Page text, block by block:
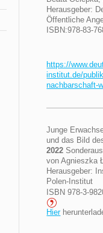
Herausgeber:
Öffentliche
ISBN:978-83-
https://
institut.de/
nachbarschaft-
Junge
und das Bild
2022
von Agnieszka
Herausgeber:
Polen-Institut
ISBN 978-3-
Hier